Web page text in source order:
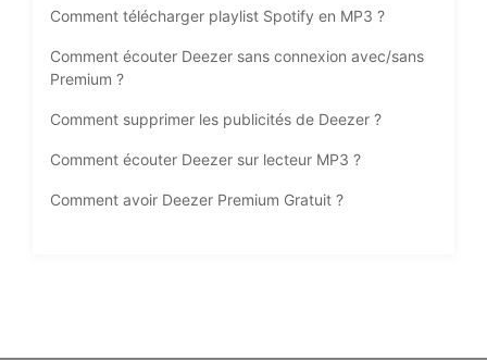
Comment télécharger playlist Spotify en MP3 ?
Comment écouter Deezer sans connexion avec/sans
Premium ?
Comment supprimer les publicités de Deezer ?
Comment écouter Deezer sur lecteur MP3 ?
Comment avoir Deezer Premium Gratuit ?